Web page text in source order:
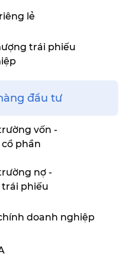
lẻ
trái phiếu
đầu tư
vốn -
phần
nợ -
phiếu
doanh nghiệp